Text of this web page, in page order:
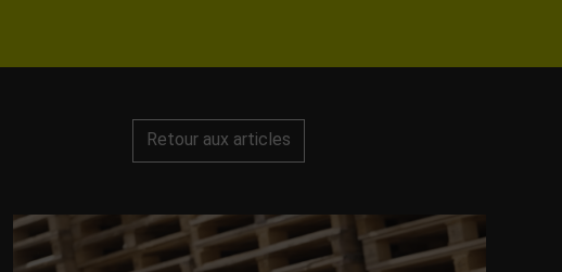
Retour aux articles